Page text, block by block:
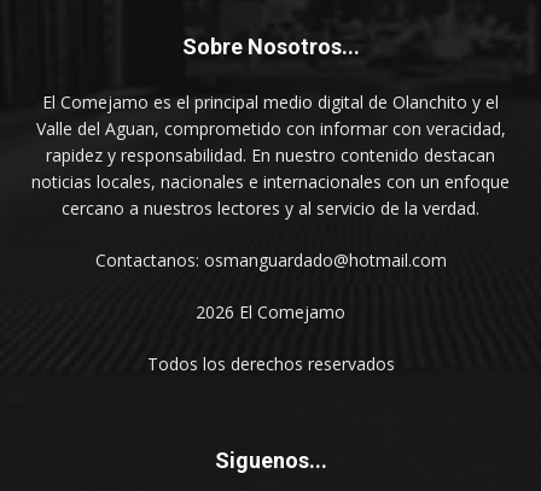
Sobre Nosotros...
El Comejamo es el principal medio digital de Olanchito y el
Valle del Aguan, comprometido con informar con veracidad,
rapidez y responsabilidad. En nuestro contenido destacan
noticias locales, nacionales e internacionales con un enfoque
cercano a nuestros lectores y al servicio de la verdad.
Contactanos: osmanguardado@hotmail.com
2026 El Comejamo
Todos los derechos reservados
Siguenos...